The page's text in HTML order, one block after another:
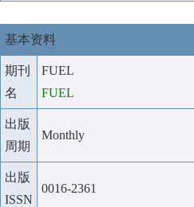
基本资料
期刊
名
FUEL
FUEL
出版
周期
Monthly
出版
ISSN
0016-2361